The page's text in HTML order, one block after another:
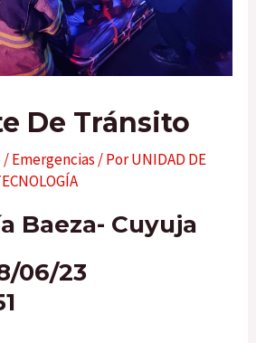
De Tránsito
/Emergencias / PorUNIDAD DE
Baeza- Cuyuja
06/23